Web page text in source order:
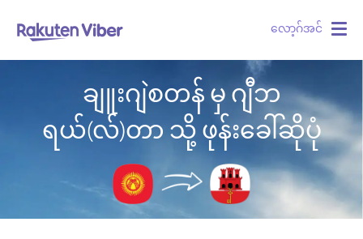
လော့ဂ်အင်
ချူးဂျဲစတန် မှ ဂျီဘ
ရယ်(လ်)တာ သို့ ဖုန်းခေါ်ဆိုပုံ